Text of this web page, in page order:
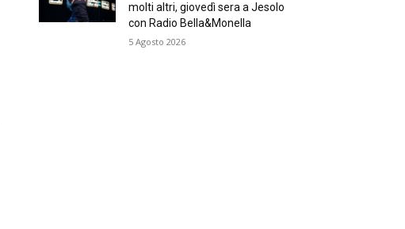
molti altri, giovedì sera a Jesolo
con Radio Bella&Monella
5 Agosto 2026